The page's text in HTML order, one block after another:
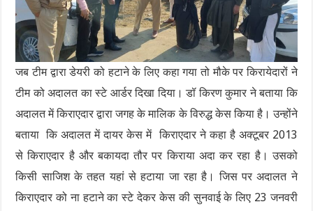
जब टीम द्वारा डेयरी को हटाने के लिए कहा गया तो मौके पर किरायेदारों ने
टीम को अदालत का स्टे आर्डर दिखा दिया। डॉ किरण कुमार ने बताया कि
अदालत में किराएदार द्वारा जगह के मालिक के विरुद्ध केस किया है। उन्होंने
बताया कि अदालत में दायर केस में किराएदार ने कहा है अक्टूबर 2013
से किराएदार है और बकायदा तौर पर किराया अदा कर रहा है। उसको
किसी साजिश के तहत यहां से हटाया जा रहा है। जिस पर अदालत ने
किराएदार को ना हटाने का स्टे देकर केस की सुनवाई के लिए 23 जनवरी